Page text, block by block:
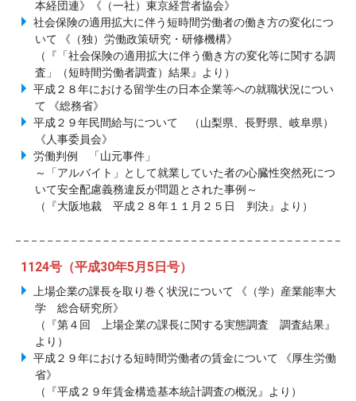
本経団連》《（一社）東京経営者協会》
社会保険の適用拡大に伴う短時間労働者の働き方の変化につ
いて 《（独）労働政策研究・研修機構》
（『「社会保険の適用拡大に伴う働き方の変化等に関する調
査」（短時間労働者調査）結果』より）
平成２８年における留学生の日本企業等への就職状況につい
て 《総務省》
平成２９年民間給与について （山梨県、長野県、岐阜県）
《人事委員会》
労働判例 「山元事件」
～「アルバイト」として就業していた者の心臓性突然死につ
いて安全配慮義務違反が問題とされた事例～
（『大阪地裁 平成２８年１１月２５日 判決』より）
1124号（平成30年5月5日号）
上場企業の課長を取り巻く状況について 《（学）産業能率大
学 総合研究所》
（『第４回 上場企業の課長に関する実態調査 調査結果』
より）
平成２９年における短時間労働者の賃金について 《厚生労働
省》
（『平成２９年賃金構造基本統計調査の概況』より）